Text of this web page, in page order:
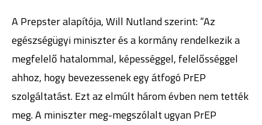
A Prepster alapítója, Will Nutland szerint: “Az
egészségügyi miniszter és a kormány rendelkezik a
megfelelő hatalommal, képességgel, felelősséggel
ahhoz, hogy bevezessenek egy átfogó PrEP
szolgáltatást. Ezt az elmúlt három évben nem tették
meg. A miniszter meg-megszólalt ugyan PrEP